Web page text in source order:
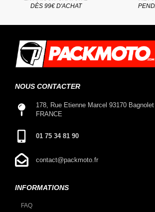
DÈS 99€ D'ACHAT
NOUS CONTACTER
178, Rue Etienne Marcel 93170
FRANCE
01 75 34 81 90
contact@packmoto.fr
INFORMATIONS
FAQ